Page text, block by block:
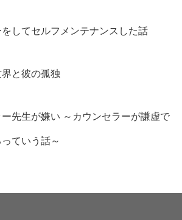
してセルフメンテナンスした話
と彼の孤独
先生が嫌い ～カウンセラーが謙虚で
ていう話～